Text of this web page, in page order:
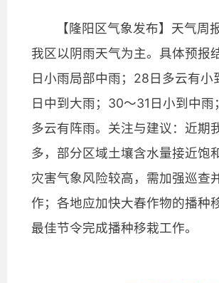
【隆阳区气象发布】天气周
我区以阴雨天气为主。具体预报
日小雨局部中雨；28日多云有小
日中到大雨；30～31日小到中雨
多云有阵雨。关注与建议：近期
多，部分区域土壤含水量接近饱
灾害气象风险较高，需加强巡查
作；各地应加快大春作物的播种
最佳节令完成播种移栽工作。